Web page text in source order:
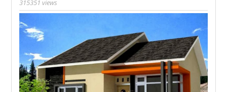
315351 views